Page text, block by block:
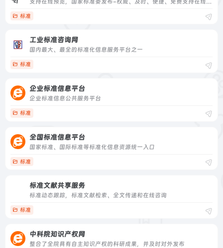
标准
工业标准咨询网
国内最大、最全的标准化信息服务平台之一
标准
企业标准信息平台
企业标准信息公共服务平台
标准
全国标准信息平台
国家标准、国际标准等标准化信息资源统一入口
标准
标准文献共享服务
标准动态跟踪，标准文献检索、全文传递和在线咨询
标准
中科院知识产权网
整合了全院具有自主知识产权的科研成果，并及时对外发布